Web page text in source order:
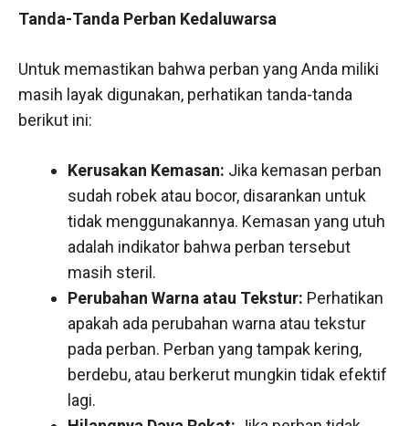
Tanda-Tanda Perban Kedaluwarsa
Untuk memastikan bahwa perban yang Anda miliki
masih layak digunakan, perhatikan tanda-tanda
berikut ini:
Kerusakan Kemasan: Jika kemasan perban
sudah robek atau bocor, disarankan untuk
tidak menggunakannya. Kemasan yang utuh
adalah indikator bahwa perban tersebut
masih steril.
Perubahan Warna atau Tekstur: Perhatikan
apakah ada perubahan warna atau tekstur
pada perban. Perban yang tampak kering,
berdebu, atau berkerut mungkin tidak efektif
lagi.